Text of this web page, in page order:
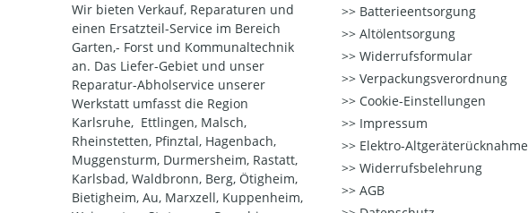
Wir bieten Verkauf, Reparaturen und
einen Ersatzteil-Service im Bereich
Garten,- Forst und Kommunaltechnik
an. Das Liefer-Gebiet und unser
Reparatur-Abholservice unserer
Werkstatt umfasst die Region
Karlsruhe, Ettlingen, Malsch,
Rheinstetten, Pfinztal, Hagenbach,
Muggensturm, Durmersheim, Rastatt,
Karlsbad, Waldbronn, Berg, Ötigheim,
Bietigheim, Au, Marxzell, Kuppenheim,
Batterieentsorgung
Altölentsorgung
Widerrufsformular
Verpackungsverordnung
Cookie-Einstellungen
Impressum
Elektro-Altgeräterücknahme
Widerrufsbelehrung
AGB